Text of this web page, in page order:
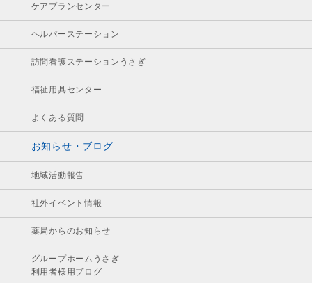
ケアプランセンター
ヘルパーステーション
訪問看護ステーションうさぎ
福祉用具センター
よくある質問
お知らせ・ブログ
地域活動報告
社外イベント情報
薬局からのお知らせ
グループホームうさぎ
利用者様用ブログ